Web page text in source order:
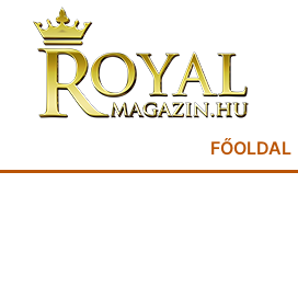
FŐOLDAL